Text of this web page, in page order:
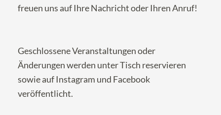
freuen uns auf IhreNachrichtoder Ihren Anruf!
Geschlossene Veranstaltungen oder
Änderungen werden unterTisch reservieren
sowie auf Instagram und Facebook
veröffentlicht.